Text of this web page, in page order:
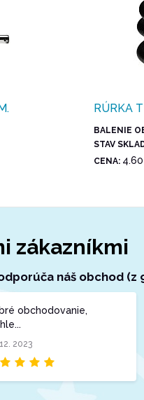
RÚRKA
BALENIE
STAV
CENA:
zákazníkmi
náš obchod (z
obchodovanie,
2023